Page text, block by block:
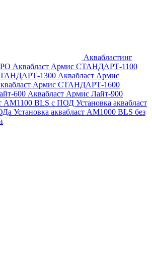
Аквабластинг
Аквабласт Армис СТАНДАРТ-1100
1300 Аквабласт Армис
Армис СТАНДАРТ-1600
600 Аквабласт Армис Лайт-900
AM1100 BLS с ПОД Установка аквабласт
Установка аквабласт AM1000 BLS без